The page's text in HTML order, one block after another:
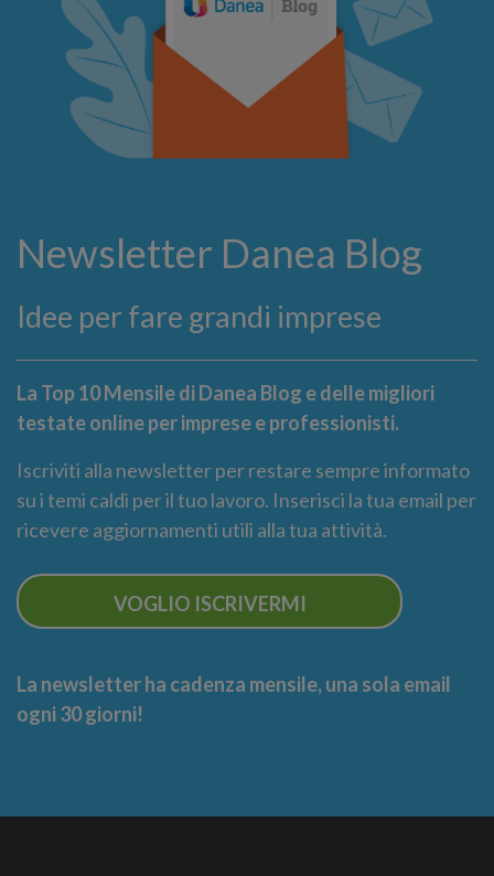
Newsletter Danea Blog
Idee per fare grandi imprese
La Top 10 Mensile di Danea Blog e delle migliori
testate online per imprese e professionisti.
Iscriviti alla newsletter per restare sempre informato
su i temi caldi per il tuo lavoro. Inserisci la tua email per
ricevere aggiornamenti utili alla tua attività.
VOGLIO ISCRIVERMI
La newsletter ha cadenza mensile, una sola email
ogni 30 giorni!